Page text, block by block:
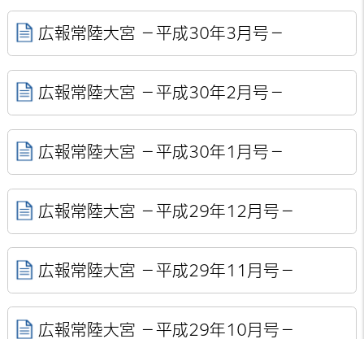
広報常陸大宮 －平成30年3月号－
広報常陸大宮 －平成30年2月号－
広報常陸大宮 －平成30年1月号－
広報常陸大宮 －平成29年12月号－
広報常陸大宮 －平成29年11月号－
広報常陸大宮 －平成29年10月号－